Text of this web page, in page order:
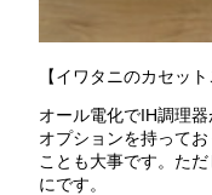
【イワタニのカセット
オール電化でIH調理
オプションを持ってお
ことも大事です。た
にです。